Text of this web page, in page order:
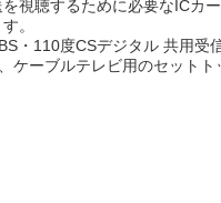
視聴するために必要なICカ
。
・110度CSデジタル 共用受
ケーブルテレビ用のセット